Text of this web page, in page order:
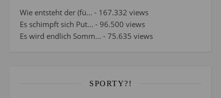
Wie entsteht der (fü... - 167.332 views
Es schimpft sich Put... - 96.500 views
Es wird endlich Somm... - 75.635 views
SPORTY?!